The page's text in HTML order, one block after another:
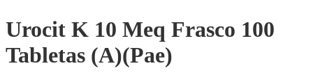
Urocit K 10 Meq Frasco 100
Tabletas (A)(Pae)